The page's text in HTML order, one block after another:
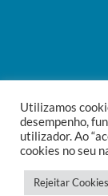
Utilizamos
desempenho,
utilizador. Ao
cookies no seu
Rejeitar Cookies